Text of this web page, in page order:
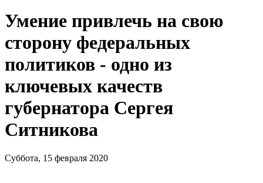
Умение привлечь на свою
сторону федеральных
политиков - одно из
ключевых качеств
губернатора Сергея
Ситникова
Суббота, 15 февраля 2020